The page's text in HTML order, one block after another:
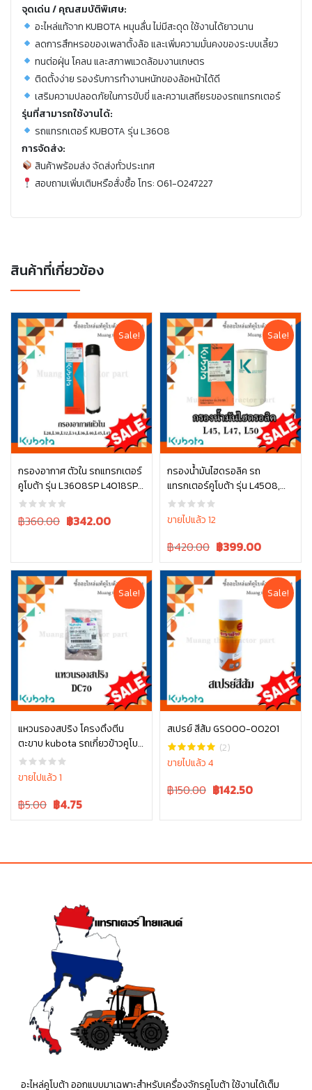
จุดเด่น / คุณสมบัติพิเศษ:
อะไหล่แท้จาก KUBOTA หมุนลื่น ไม่มีสะดุด ใช้งานได้ยาวนาน
ลดการสึกหรอของเพลาตั้งล้อ และเพิ่มความมั่นคงของระบบเลี้ยว
ทนต่อฝุ่น โคลน และสภาพแวดล้อมงานเกษตร
ติดตั้งง่าย รองรับการทำงานหนักของล้อหน้าได้ดี
เสริมความปลอดภัยในการขับขี่ และความเสถียรของรถแทรกเตอร์
รุ่นที่สามารถใช้งานได้:
รถแทรกเตอร์ KUBOTA รุ่น L3608
การจัดส่ง:
สินค้าพร้อมส่ง จัดส่งทั่วประเทศ
สอบถามเพิ่มเติมหรือสั่งซื้อ โทร: 061-0247227
สินค้าที่เกี่ยวข้อง
Sale!
กรองอากาศ ตัวใน รถแทรกเตอร์
คูโบต้า รุ่น L3608SP L4018SP
L4708SP W9501-31090B
Original
฿360.00 Current
฿342.00
หยิบใส่ตะกร้า
Sale!
กรองน้ำมันไฮดรอลิค รถ
แทรกเตอร์คูโบต้า รุ่น L4508,
L4708, L5018 , W9501-45101
ขายไปแล้ว 12
Original
was:
฿420.00.
฿420.00 Current
is:
฿420.00.
฿399.00
หยิบใส่ตะกร้า
Sale!
แหวนรองสปริง โครงตึงตีน
ตะขาบ kubota รถเกี่ยวข้าวคูโบต้
า รุ่น DC70 04512-50140
ขายไปแล้ว 1
Original
฿5.00 Current
฿4.75
หยิบใส่ตะกร้า
Sale!
สเปรย์ สีส้ม GS000-00201
(2)
ขายไปแล้ว 4
Original
฿150.00 Current
฿142.50
หยิบใส่ตะกร้า
อะไหล่คูโบต้า ออกแบบมาเฉพาะสำหรับเครื่องจักรคูโบต้า ใช้งานได้เต็ม